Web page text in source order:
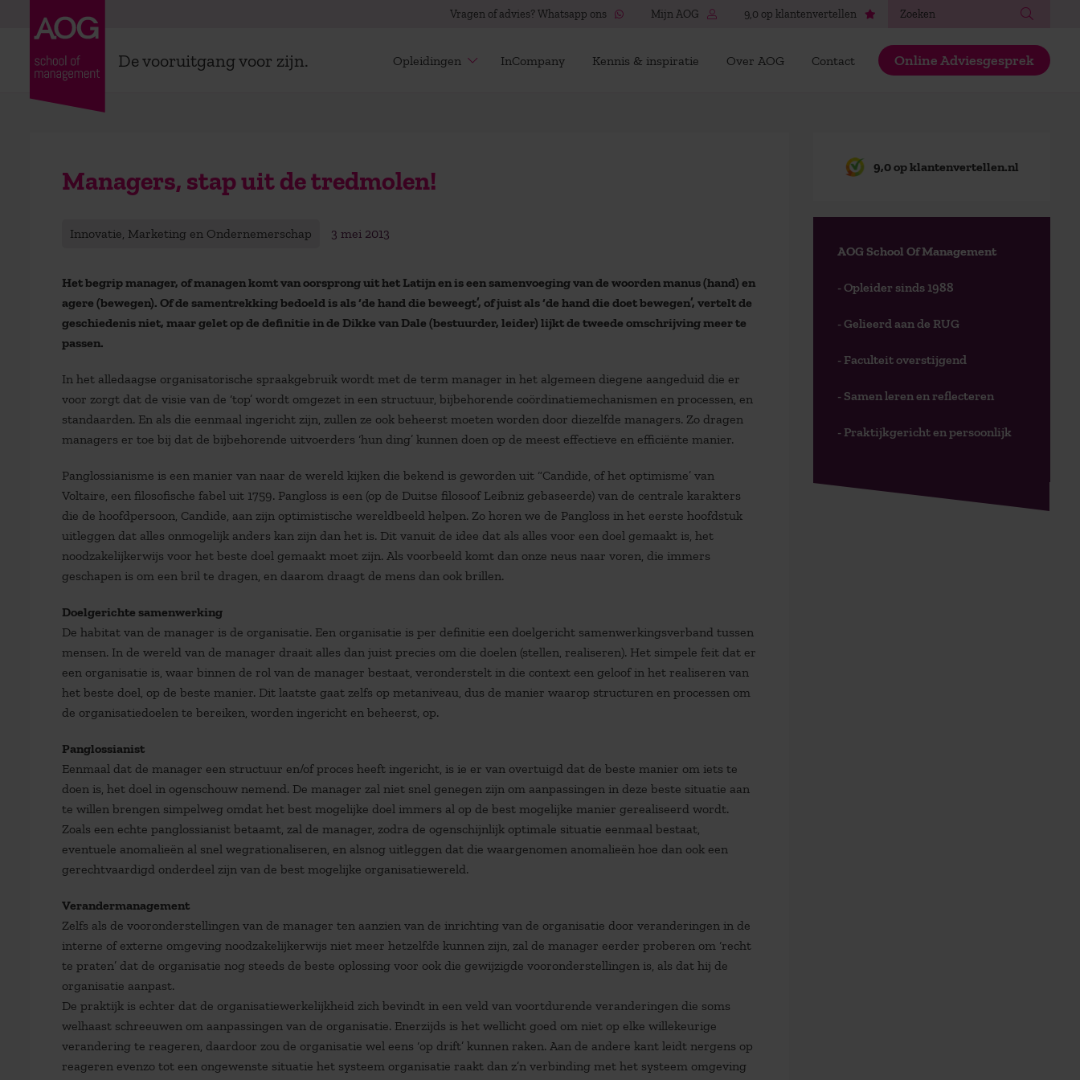
Vragen of advies? Whatsapp ons Mijn AOG 9,0 op klantenvertellen
De vooruitgang voor zijn. Opleidingen InCompany Kennis & inspiratie Over AOG Contact Online Adviesgesprek
Managers, stap uit de tredmolen!
Innovatie, Marketing en Ondernemerschap 3 mei 2013
Het begrip manager, of managen komt van oorsprong uit het Latijn en is een samenvoeging van de woorden manus (hand) en
agere (bewegen). Of de samentrekking bedoeld is als ‘de hand die beweegt’, of juist als ‘de hand die doetbewegen’, vertelt de
geschiedenis niet, maar gelet op de definitie in de Dikke van Dale (bestuurder, leider) lijkt de tweede omschrijving meer te
passen.
In het alledaagse organisatorische spraakgebruik wordt met de term manager in het algemeen diegene aangeduid die er
voor zorgt dat de visie van de ‘top’ wordt omgezet in een structuur, bijbehorende coördinatiemechanismen en processen, en
standaarden. En als die eenmaal ingericht zijn, zullen ze ook beheerst moeten worden door diezelfde managers. Zo dragen
managers er toe bij dat de bijbehorende uitvoerders ‘hun ding’ kunnen doen op de meest effectieve en efficiënte manier.
Panglossianisme is een manier van naar de wereld kijken die bekend is geworden uit “Candide, of het optimisme’ van
Voltaire, een filosofische fabel uit 1759. Pangloss is een (op de Duitse filosoof Leibniz gebaseerde) van de centrale karakters
die de hoofdpersoon, Candide, aan zijn optimistische wereldbeeld helpen. Zo horen we de Pangloss in het eerste hoofdstuk
uitleggen dat alles onmogelijk anders kan zijn dan het is. Dit vanuit de idee dat als alles voor een doel gemaakt is, het
noodzakelijkerwijs voor het beste doel gemaakt moet zijn. Als voorbeeld komt dan onze neus naar voren, die immers
geschapen is om een bril te dragen, en daarom draagt de mens dan ook brillen.
Doelgerichte samenwerking
De habitat van de manager is de organisatie. Een organisatie is per definitie een doelgericht samenwerkingsverband tussen
mensen. In de wereld van de manager draait alles dan juist precies om die doelen (stellen, realiseren). Het simpele feit dat er
een organisatie is, waar binnen de rol van de manager bestaat, veronderstelt in die context een geloof in het realiseren van
het beste doel, op de beste manier. Dit laatste gaat zelfs op metaniveau, dus de manier waarop structuren en processen om
de organisatiedoelen te bereiken, worden ingericht en beheerst, op.
Panglossianist
Eenmaal dat de manager een structuur en/of proces heeft ingericht, is ie er van overtuigd dat de beste manier om iets te
doen is, het doel in ogenschouw nemend. De manager zal niet snel genegen zijn om aanpassingen in deze beste situatie aan
te willen brengen simpelweg omdat het best mogelijke doel immers al op de best mogelijke manier gerealiseerd wordt.
Zoals een echte panglossianist betaamt, zal de manager, zodra de ogenschijnlijk optimale situatie eenmaal bestaat,
eventuele anomalieën al snel wegrationaliseren, en alsnog uitleggen dat die waargenomen anomalieën hoe dan ook een
gerechtvaardigd onderdeel zijn van de best mogelijke organisatiewereld.
Verandermanagement
Zelfs als de vooronderstellingen van de manager ten aanzien van de inrichting van de organisatie door veranderingen in de
interne of externe omgeving noodzakelijkerwijs niet meer hetzelfde kunnen zijn, zal de manager eerder proberen om ‘recht
te praten’ dat de organisatie nog steeds de beste oplossing voor ook die gewijzigde vooronderstellingen is, als dat hij de
organisatie aanpast.
De praktijk is echter dat de organisatiewerkelijkheid zich bevindt in een veld van voortdurende veranderingen die soms
welhaast schreeuwen om aanpassingen van de organisatie. Enerzijds is het wellicht goed om niet op elke willekeurige
verandering te reageren, daardoor zou de organisatie wel eens ‘op drift’ kunnen raken. Aan de andere kant leidt nergens op
reageren evenzo tot een ongewenste situatie het systeem organisatie raakt dan z’n verbinding met het systeem omgeving
9,0 op klantenvertellen.nl
AOG School Of Management
- Opleider sinds 1988
- Gelieerd aan de RUG
- Faculteit overstijgend
- Samen leren en reflecteren
- Praktijkgericht en persoonlijk